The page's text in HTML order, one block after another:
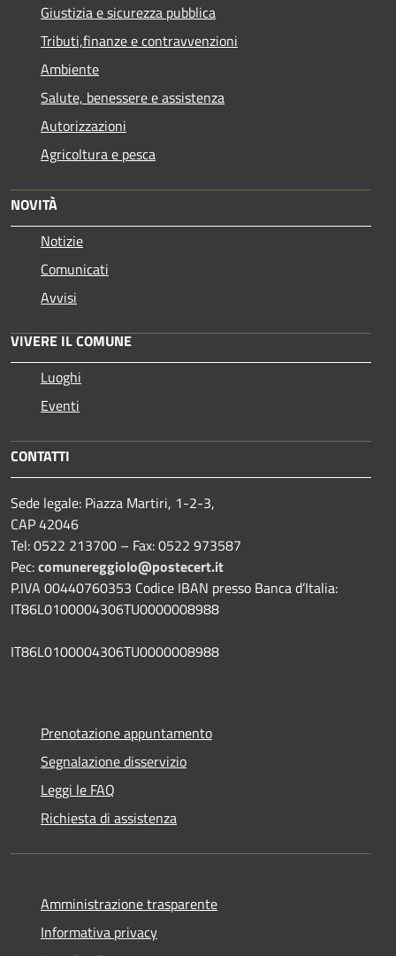
Giustizia e sicurezza pubblica
Tributi,finanze e contravvenzioni
Ambiente
Salute, benessere e assistenza
Autorizzazioni
Agricoltura e pesca
NOVITÀ
Notizie
Comunicati
Avvisi
VIVERE IL COMUNE
Luoghi
Eventi
CONTATTI
Sede legale: Piazza Martiri, 1-2-3,
CAP 42046
Tel: 0522 213700 – Fax: 0522 973587
Pec:comunereggiolo@postecert.it
P.IVA 00440760353 Codice IBAN presso Banca d’Italia:
IT86L0100004306TU0000008988
IT86L0100004306TU0000008988
Prenotazione appuntamento
Segnalazione disservizio
Leggi le FAQ
Richiesta di assistenza
Amministrazione trasparente
Informativa privacy